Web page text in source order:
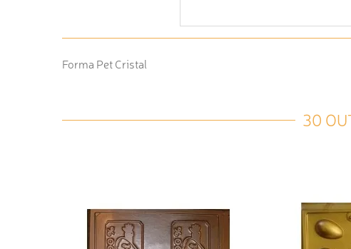
Forma Pet Cristal
30